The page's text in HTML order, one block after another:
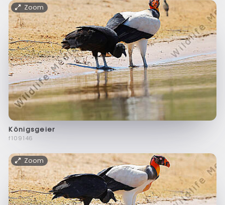
Zoom
Königsgeier
f109146
Zoom